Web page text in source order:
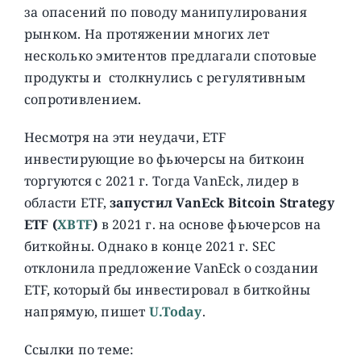
за опасений по поводу манипулирования
рынком. На протяжении многих лет
несколько эмитентов предлагали спотовые
продукты и столкнулись с регулятивным
сопротивлением.
Несмотря на эти неудачи, ETF
инвестирующие во фьючерсы на биткоин
торгуются с 2021 г. Тогда VanEck, лидер в
области ETF,запустил VanEck Bitcoin Strategy
ETF (XBTF) в 2021 г. на основе фьючерсов на
биткойны. Однако в конце 2021 г. SEC
отклонила предложение VanEck о создании
ETF, который бы инвестировал в биткойны
напрямую, пишет U.Today.
Ссылки по теме: